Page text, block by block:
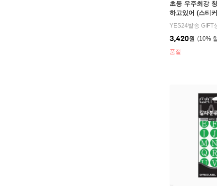
초등 우주최강
하고있어 (스티
모으기판 인디고
YES24발송 GIFT
10%
3,420원
품절